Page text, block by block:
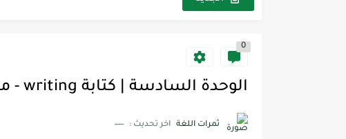
0
الوحدة السادسة | كتابة writing - ميقا قول 2 Mega Goal
ثمرات اللغة اخر تحديث :